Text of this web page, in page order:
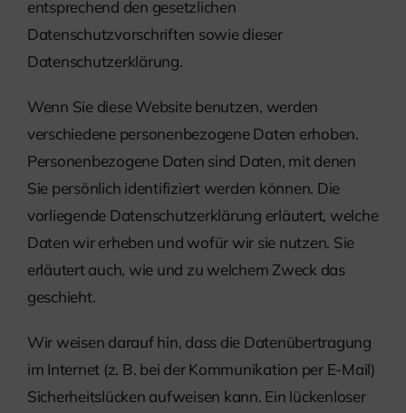
entsprechend den gesetzlichen
Datenschutzvorschriften sowie dieser
Datenschutzerklärung.
Wenn Sie diese Website benutzen, werden
verschiedene personenbezogene Daten erhoben.
Personenbezogene Daten sind Daten, mit denen
Sie persönlich identifiziert werden können. Die
vorliegende Datenschutzerklärung erläutert, welche
Daten wir erheben und wofür wir sie nutzen. Sie
erläutert auch, wie und zu welchem Zweck das
geschieht.
Wir weisen darauf hin, dass die Datenübertragung
im Internet (z. B. bei der Kommunikation per E-Mail)
Sicherheitslücken aufweisen kann. Ein lückenloser